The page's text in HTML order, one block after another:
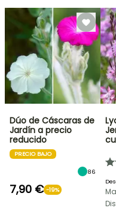
Dúo de Cáscaras de
Jardín a precio
reducido
PRECIO BAJO
86
7,90 € -19%